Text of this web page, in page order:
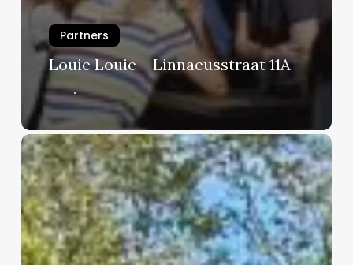
Partners
Louie Louie – Linnaeusstraat 11A
Arie
Martijn
Schenk,
betrokken
inwoner
uit
Oost